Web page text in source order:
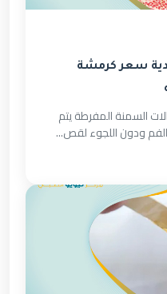
سعر كرمشة
السمنة المفرطة يتم
ودون اللجوء لقص...